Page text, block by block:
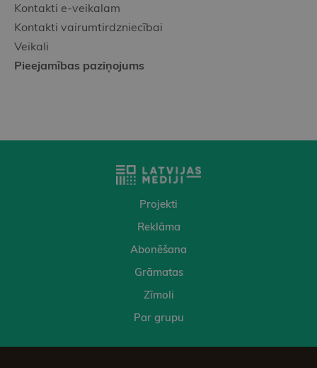
Kontakti e-veikalam
Kontakti vairumtirdzniecībai
Veikali
Pieejamības paziņojums
Projekti
Reklāma
Abonēšana
Grāmatas
Zīmoli
Par grupu